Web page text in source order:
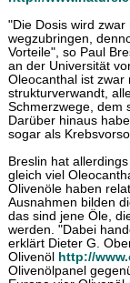
"Die Dosis wird
wegzubringen,
Vorteile", so Paul
an der Universität
Oleocanthal ist zwar
strukturverwandt,
Schmerzwege, dem
Darüber hinaus
sogar als
Breslin hat
gleich viel
Olivenöle haben
Ausnahmen bilden
das sind jene Öle,
werden. "Dabei
erklärt Dieter G.
Olivenöl http://
Olivenölpanel